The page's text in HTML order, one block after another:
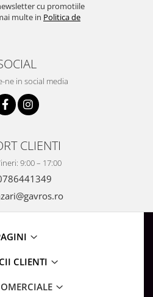
cu promotiile
multe in Politica de
ne in social media
CLIENTI
9:00 – 17:00
CLIENTI